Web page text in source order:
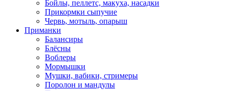
Бойлы, пеллетс, макуха, насадки
Прикормки сыпучие
Червь, мотыль, опарыш
Приманки
Балансиры
Блёсны
Воблеры
Мормышки
Мушки, вабики, стримеры
Поролон и мандулы